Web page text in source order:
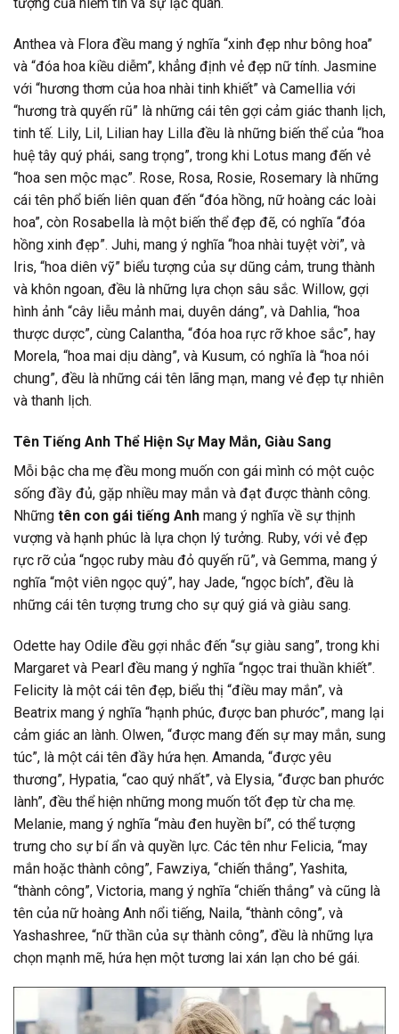
Anthea và Flora đều mang ý nghĩa “xinh đẹp như bông hoa”
và “đóa hoa kiều diễm”, khẳng định vẻ đẹp nữ tính. Jasmine
với “hương thơm của hoa nhài tinh khiết” và Camellia với
“hương trà quyến rũ” là những cái tên gợi cảm giác thanh lịch,
tinh tế. Lily, Lil, Lilian hay Lilla đều là những biến thể của “hoa
huệ tây quý phái, sang trọng”, trong khi Lotus mang đến vẻ
“hoa sen mộc mạc”. Rose, Rosa, Rosie, Rosemary là những
cái tên phổ biến liên quan đến “đóa hồng, nữ hoàng các loài
hoa”, còn Rosabella là một biến thể đẹp đẽ, có nghĩa “đóa
hồng xinh đẹp”. Juhi, mang ý nghĩa “hoa nhài tuyệt vời”, và
Iris, “hoa diên vỹ” biểu tượng của sự dũng cảm, trung thành
và khôn ngoan, đều là những lựa chọn sâu sắc. Willow, gợi
hình ảnh “cây liễu mảnh mai, duyên dáng”, và Dahlia, “hoa
thược dược”, cùng Calantha, “đóa hoa rực rỡ khoe sắc”, hay
Morela, “hoa mai dịu dàng”, và Kusum, có nghĩa là “hoa nói
chung”, đều là những cái tên lãng mạn, mang vẻ đẹp tự nhiên
và thanh lịch.
Tên Tiếng Anh Thể Hiện Sự May Mắn, Giàu Sang
Mỗi bậc cha mẹ đều mong muốn con gái mình có một cuộc
sống đầy đủ, gặp nhiều may mắn và đạt được thành công.
Những tên con gái tiếng Anh mang ý nghĩa về sự thịnh
vượng và hạnh phúc là lựa chọn lý tưởng. Ruby, với vẻ đẹp
rực rỡ của “ngọc ruby màu đỏ quyến rũ”, và Gemma, mang ý
nghĩa “một viên ngọc quý”, hay Jade, “ngọc bích”, đều là
những cái tên tượng trưng cho sự quý giá và giàu sang.
Odette hay Odile đều gợi nhắc đến “sự giàu sang”, trong khi
Margaret và Pearl đều mang ý nghĩa “ngọc trai thuần khiết”.
Felicity là một cái tên đẹp, biểu thị “điều may mắn”, và
Beatrix mang ý nghĩa “hạnh phúc, được ban phước”, mang lại
cảm giác an lành. Olwen, “được mang đến sự may mắn, sung
túc”, là một cái tên đầy hứa hẹn. Amanda, “được yêu
thương”, Hypatia, “cao quý nhất”, và Elysia, “được ban phước
lành”, đều thể hiện những mong muốn tốt đẹp từ cha mẹ.
Melanie, mang ý nghĩa “màu đen huyền bí”, có thể tượng
trưng cho sự bí ẩn và quyền lực. Các tên như Felicia, “may
mắn hoặc thành công”, Fawziya, “chiến thắng”, Yashita,
“thành công”, Victoria, mang ý nghĩa “chiến thắng” và cũng là
tên của nữ hoàng Anh nổi tiếng, Naila, “thành công”, và
Yashashree, “nữ thần của sự thành công”, đều là những lựa
chọn mạnh mẽ, hứa hẹn một tương lai xán lạn cho bé gái.